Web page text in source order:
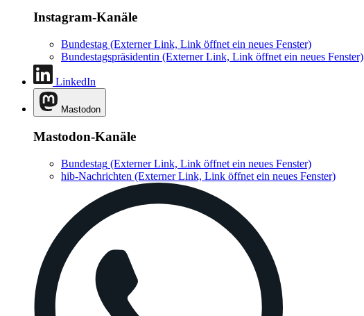
Instagram-Kanäle
Bundestag (Externer Link, Link öffnet ein neues Fenster)
Bundestagspräsidentin (Externer Link, Link öffnet ein neues Fenster)
LinkedIn
Mastodon
Mastodon-Kanäle
Bundestag (Externer Link, Link öffnet ein neues Fenster)
hib-Nachrichten (Externer Link, Link öffnet ein neues Fenster)